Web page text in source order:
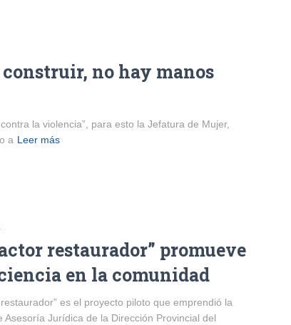
no hay manos
la violencia”, para esto la Jefatura de Mujer,
a Leer más
restaurador” promueve
en la comunidad
es el proyecto piloto que emprendió la
Asesoría Jurídica de la Dirección Provincial del